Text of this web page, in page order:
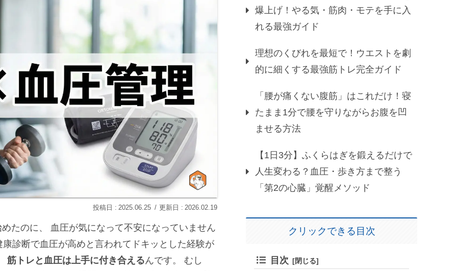
2025.06.25 2026.02.19
たのに、 血圧が気になって不安になっていません
診断で血圧が高めと言われてドキッとした経験が
筋トレと血圧は上手に付き合えるんです。 むし
爆上げ！やる気・筋肉・モテを手に入
れる最強ガイド
理想のくびれを最短で！ウエストを劇
的に細くする最強筋トレ完全ガイド
「腰が痛くない腹筋」はこれだけ！寝
たまま1分で腰を守りながらお腹を凹
ませる方法
【1日3分】ふくらはぎを鍛えるだけで
人生変わる？血圧・歩き方まで整う
「第2の心臓」覚醒メソッド
クリックできる目次
目次